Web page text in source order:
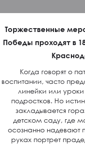
Торжественные
Победы проходят в
Когда говорят о
воспитании, часто
линейки или
подростков. Но
закладывается
детском саду, где
осознанно надевают
руках портрет